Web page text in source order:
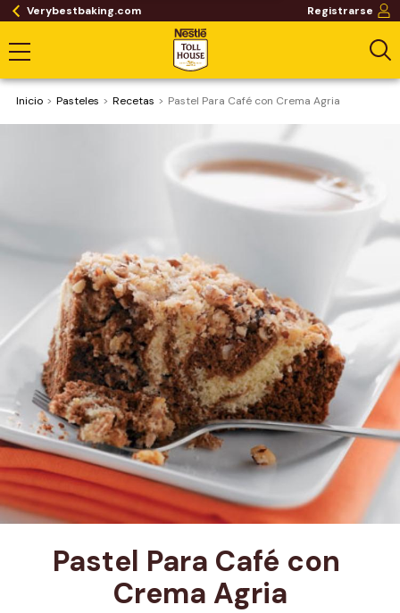
Verybestbaking.com Registrarse
Inicio Pasteles Recetas Pastel Para Café con Crema Agria
Pastel Para Café con
Crema Agria